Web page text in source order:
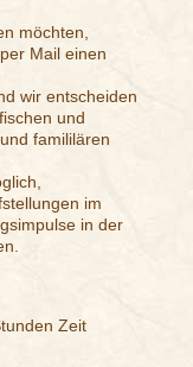
möchten,
Mail einen
wir entscheiden
und
famililären
im
in der
Zeit